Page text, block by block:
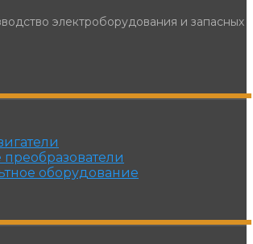
электроборудования и запасных
преобразователи
оборудование